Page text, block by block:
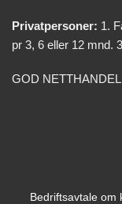
Privatpersoner: 1.
pr 3, 6 eller 12 mnd.
GOD
Bedriftsavtale